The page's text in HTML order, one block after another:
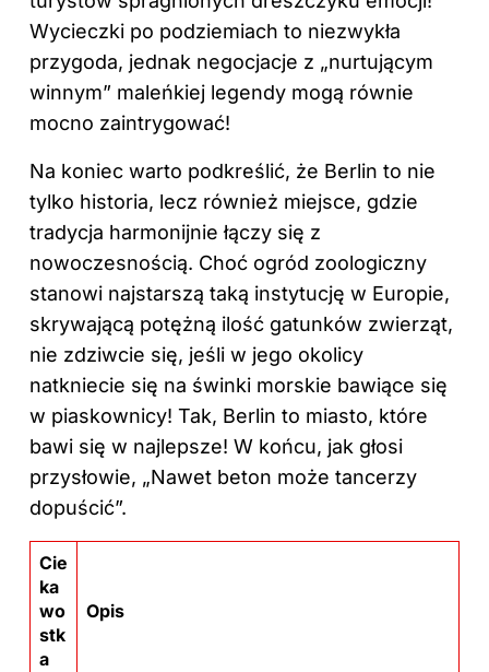
Wycieczki po podziemiach to niezwykła
przygoda, jednak negocjacje z „nurtującym
winnym” maleńkiej legendy mogą równie
mocno zaintrygować!
Na koniec warto podkreślić, że Berlin to nie
tylko historia, lecz również miejsce, gdzie
tradycja harmonijnie łączy się z
nowoczesnością. Choć ogród zoologiczny
stanowi najstarszą taką instytucję w Europie,
skrywającą potężną ilość gatunków zwierząt,
nie zdziwcie się, jeśli w jego okolicy
natkniecie się na świnki morskie bawiące się
w piaskownicy! Tak, Berlin to miasto, które
bawi się w najlepsze! W końcu, jak głosi
przysłowie, „Nawet beton może tancerzy
dopuścić”.
Cie
ka
wo
stk
a
Opis